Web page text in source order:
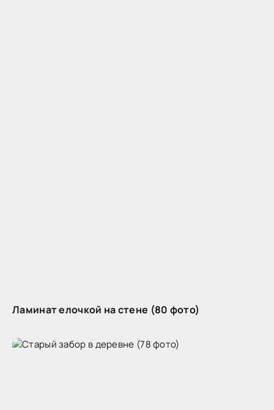
Ламинат елочкой на стене (80 фото)